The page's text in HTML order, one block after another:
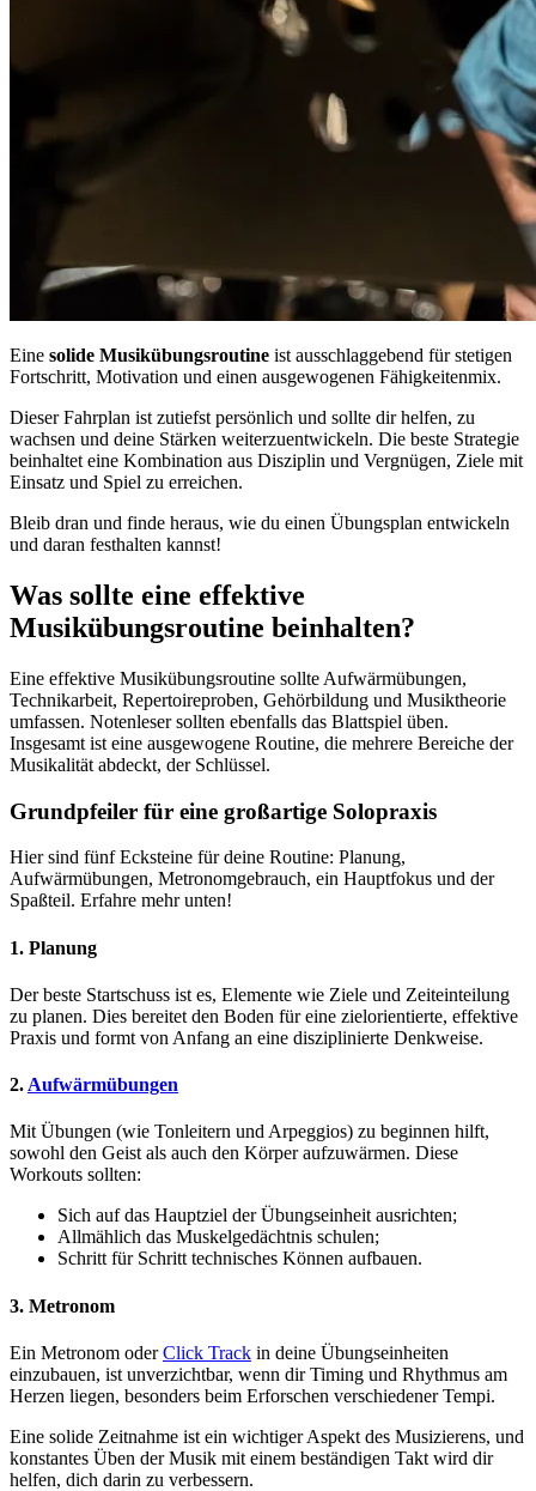
Eine solide Musikübungsroutine ist ausschlaggebend für stetigen
Fortschritt, Motivation und einen ausgewogenen Fähigkeitenmix.
Dieser Fahrplan ist zutiefst persönlich und sollte dir helfen, zu
wachsen und deine Stärken weiterzuentwickeln. Die beste Strategie
beinhaltet eine Kombination aus Disziplin und Vergnügen, Ziele mit
Einsatz und Spiel zu erreichen.
Bleib dran und finde heraus, wie du einen Übungsplan entwickeln
und daran festhalten kannst!
Was sollte eine effektive
Musikübungsroutine beinhalten?
Eine effektive Musikübungsroutine sollte Aufwärmübungen,
Technikarbeit, Repertoireproben, Gehörbildung und Musiktheorie
umfassen. Notenleser sollten ebenfalls das Blattspiel üben.
Insgesamt ist eine ausgewogene Routine, die mehrere Bereiche der
Musikalität abdeckt, der Schlüssel.
Grundpfeiler für eine großartige Solopraxis
Hier sind fünf Ecksteine für deine Routine: Planung,
Aufwärmübungen, Metronomgebrauch, ein Hauptfokus und der
Spaßteil. Erfahre mehr unten!
1. Planung
Der beste Startschuss ist es, Elemente wie Ziele und Zeiteinteilung
zu planen. Dies bereitet den Boden für eine zielorientierte, effektive
Praxis und formt von Anfang an eine disziplinierte Denkweise.
2. Aufwärmübungen
Mit Übungen (wie Tonleitern und Arpeggios) zu beginnen hilft,
sowohl den Geist als auch den Körper aufzuwärmen. Diese
Workouts sollten:
Sich auf das Hauptziel der Übungseinheit ausrichten;
Allmählich das Muskelgedächtnis schulen;
Schritt für Schritt technisches Können aufbauen.
3. Metronom
Ein Metronom oderClick Track in deine Übungseinheiten
einzubauen, ist unverzichtbar, wenn dir Timing und Rhythmus am
Herzen liegen, besonders beim Erforschen verschiedener Tempi.
Eine solide Zeitnahme ist ein wichtiger Aspekt des Musizierens, und
konstantes Üben der Musik mit einem beständigen Takt wird dir
helfen, dich darin zu verbessern.